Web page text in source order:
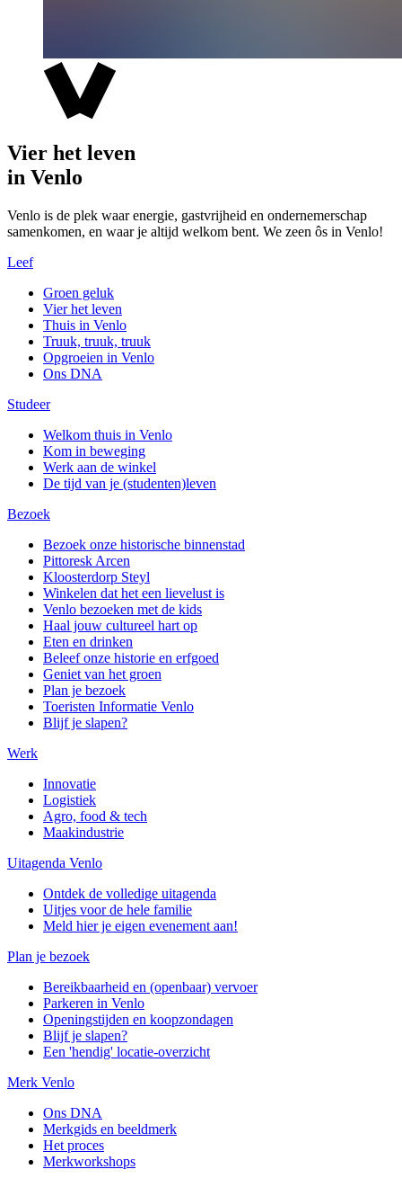
Vier het leven
in Venlo
Venlo is de plek waar energie, gastvrijheid en ondernemerschap
samenkomen, en waar je altijd welkom bent. We zeen ôs in Venlo!
Leef
Groen geluk
Vier het leven
Thuis in Venlo
Truuk, truuk, truuk
Opgroeien in Venlo
Ons DNA
Studeer
Welkom thuis in Venlo
Kom in beweging
Werk aan de winkel
De tijd van je (studenten)leven
Bezoek
Bezoek onze historische binnenstad
Pittoresk Arcen
Kloosterdorp Steyl
Winkelen dat het een lievelust is
Venlo bezoeken met de kids
Haal jouw cultureel hart op
Eten en drinken
Beleef onze historie en erfgoed
Geniet van het groen
Plan je bezoek
Toeristen Informatie Venlo
Blijf je slapen?
Werk
Innovatie
Logistiek
Agro, food & tech
Maakindustrie
Uitagenda Venlo
Ontdek de volledige uitagenda
Uitjes voor de hele familie
Meld hier je eigen evenement aan!
Plan je bezoek
Bereikbaarheid en (openbaar) vervoer
Parkeren in Venlo
Openingstijden en koopzondagen
Blijf je slapen?
Een 'hendig' locatie-overzicht
Merk Venlo
Ons DNA
Merkgids en beeldmerk
Het proces
Merkworkshops